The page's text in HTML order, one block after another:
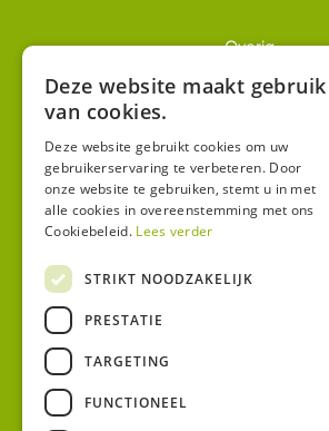
Overig
Winkel
Algemene voorwaarden
Privacy
Bezoekadres:
Deze website maakt gebruik
van cookies.
Deze website gebruikt cookies om uw
gebruikerservaring te verbeteren. Door
onze website te gebruiken, stemt u in met
alle cookies in overeenstemming met ons
Cookiebeleid. Lees verder
STRIKT NOODZAKELIJK
PRESTATIE
TARGETING
FUNCTIONEEL